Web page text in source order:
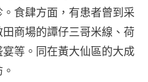
食肆方面，有患者曾到采
商場的譚仔三哥米線、荷
等。同在黃大仙區的大成